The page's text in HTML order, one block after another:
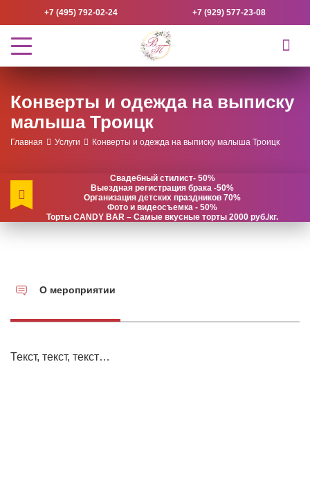
+7 (495) 792-02-24 +7 (929) 577-23-08
Конверты и одежда на выписку
малыша Троицк
Главная Услуги Конверты и одежда на выписку малыша Троицк
Свадебный стилист- 50%
Выездная регистрация брака -50%
Организация детских праздников 70%
Фото и видеосъемка - 50%
Торты CANDY BAR – Самые вкусные торты 2000 руб./кг.
О мероприятии
Текст, текст, текст…